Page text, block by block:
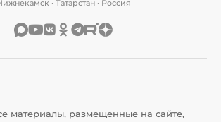
• Татарстан • Россия
материалы, размещенные на сайте,